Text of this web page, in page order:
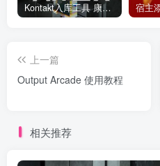
Kontakt入库工具 康泰克入库教程
上一篇
Output Arcade 使用教程
相关推荐